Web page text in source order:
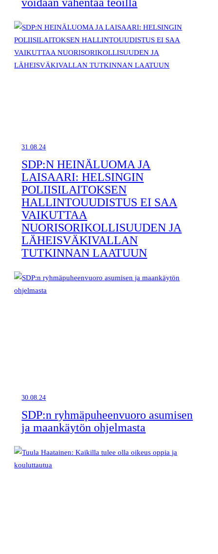
31.08.24
SDP:N HEINÄLUOMA JA
LAISAARI: HELSINGIN
POLIISILAITOKSEN
HALLINTOUUDISTUS EI SAA
VAIKUTTAA
NUORISORIKOLLISUUDEN JA
LÄHEISVÄKIVALLAN
TUTKINNAN LAATUUN
30.08.24
SDP:n ryhmäpuheenvuoro asumisen
ja maankäytön ohjelmasta